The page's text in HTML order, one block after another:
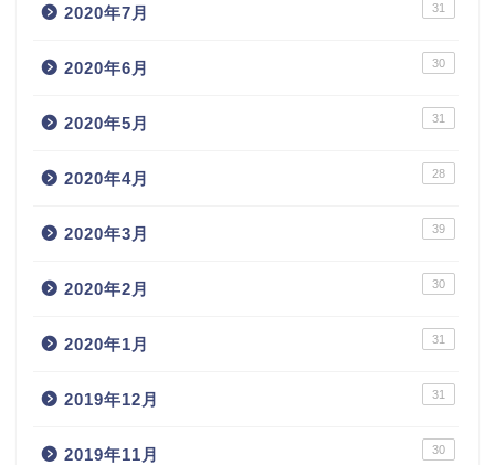
2020年7月 31
2020年6月 30
2020年5月 31
2020年4月 28
2020年3月 39
2020年2月 30
2020年1月 31
2019年12月 31
2019年11月 30